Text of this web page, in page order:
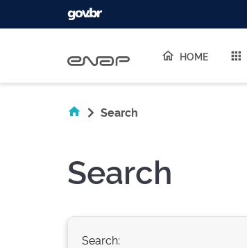
HOME
Search
Search
Search: